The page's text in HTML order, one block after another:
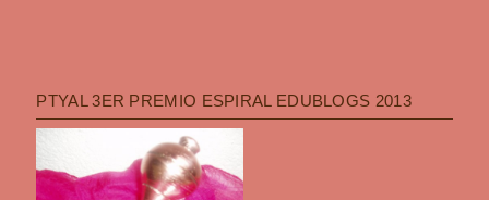
PTYAL 3ER PREMIO ESPIRAL EDUBLOGS 2013